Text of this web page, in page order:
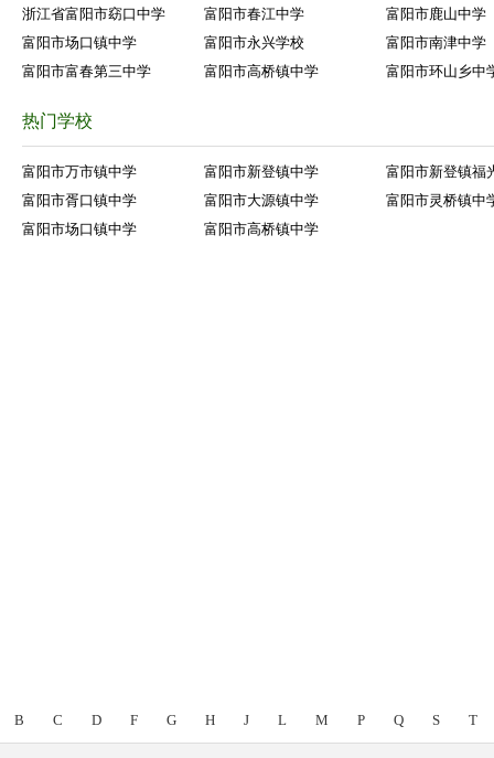
浙江省富阳市窈口中学
富阳市春江中学
富阳市鹿山中学
富阳市场口镇中学
富阳市永兴学校
富阳市南津中学
富阳市富春第三中学
富阳市高桥镇中学 富阳市环山乡中
热门学校
富阳市万市镇中学 富阳市新登镇中学
富阳市新登镇福
富阳市胥口镇中学
富阳市大源镇中学
富阳市灵桥镇中
富阳市场口镇中学
富阳市高桥镇中学
B C D F G H J L M P Q S T